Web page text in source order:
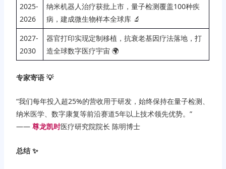
2025-
2026
纳米机器人治疗获批上市，量子检测覆盖100种疾
病，建成微生物样本全球库 🔬
2027-
2030
器官打印实现定制移植，抗衰老基因疗法落地，打
造全球数字医疗宇宙 🌍
专家寄语 💡
“我们每年投入超25%的营收用于研发，始终保持在量子检测、
纳米医学、数字康复等前沿赛道5年以上技术领先优势。”
——尊龙凯时医疗研究院院长 陈明博士
总结 ✨